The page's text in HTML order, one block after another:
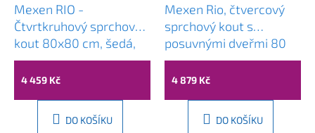
Mexen RIO -
Čtvrtkruhový sprchový
kout 80x80 cm, šedá,
863-080-080-01-40
4 459 Kč
DO KOŠÍKU
Mexen Rio, čtvercový
sprchový kout s
posuvnými dveřmi 80
(dveře) x 80 (dveře) x
190 cm, 5mm čiré sklo,
080-50-00
4 879 Kč
DO KOŠÍKU